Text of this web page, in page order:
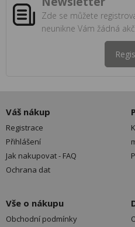
Zde se můžete
neunikne Vám žádná
Váš nákup
Registrace
Přihlášení
Jak nakupovat - FAQ
Ochrana dat
Vše o nákupu
Obchodní podmínky